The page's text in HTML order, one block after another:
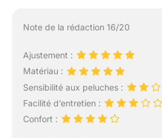
Note de la rédaction 16/20
Ajustement :
Matériau :
Sensibilité aux peluches :
Facilité d’entretien :
Confort :